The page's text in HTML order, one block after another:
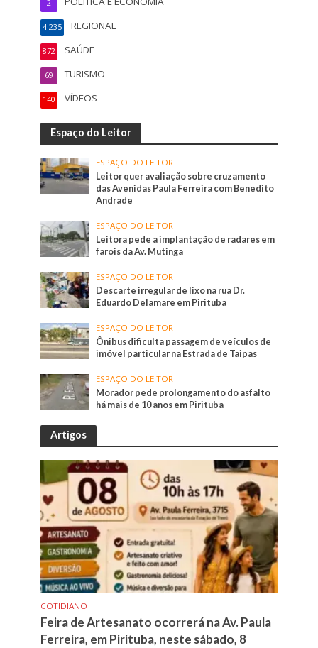
2
REGIONAL
4.235
SAÚDE
872
TURISMO
69
VÍDEOS
140
Espaço do Leitor
ESPAÇO DO LEITOR
Leitor quer avaliação sobre cruzamento
das Avenidas Paula Ferreira com Benedito
Andrade
ESPAÇO DO LEITOR
Leitora pede a implantação de radares em
farois da Av. Mutinga
ESPAÇO DO LEITOR
Descarte irregular de lixo na rua Dr.
Eduardo Delamare em Pirituba
ESPAÇO DO LEITOR
Ônibus dificulta passagem de veículos de
imóvel particular na Estrada de Taipas
ESPAÇO DO LEITOR
Morador pede prolongamento do asfalto
há mais de 10 anos em Pirituba
Artigos
COTIDIANO
Feira de Artesanato ocorrerá na Av. Paula
Ferreira, em Pirituba, neste sábado, 8